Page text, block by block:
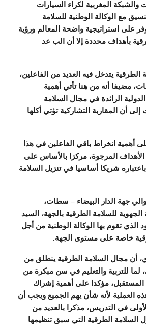
والشبكة المغربية لكراء السيارات
مع الوكالة الوطنية للسلامة
على استراتيجية واضحة المعالم ورؤية
بأهداف محددة إلا أن الب عد
الطرقية يتدخل فيه العديد من الفاعلين،
مضيفا أنه من هنا تأتي أهمية
الرائدة في مجال السلامة
أن المقاربة التشاركية تؤتي أكلها
أهمية انخراط باقي الفاعلين في هذا
المرجوة، مركزا بالأساس على
شريكا أساسيا في تنزيل السلامة
جهة الدار البيضاء – سطات،
الجهوية للسلامة الطرقية بالجهة، السيد
الذي تقوم بها الوكالة الوطنية من أجل
خاصة على مستوى الجهة.
أن مجال السلامة الطرقية ينطلق من
لما للتربية والتعليم في سن مبكرة من
المستقبل، مؤكدا على أهمية إشراك
العملية لأنه شأن يهم الجميع ويجب أن
في التدريس، مذكرا بالعديد من
السلامة الطرقية التي سبق تنظيمها